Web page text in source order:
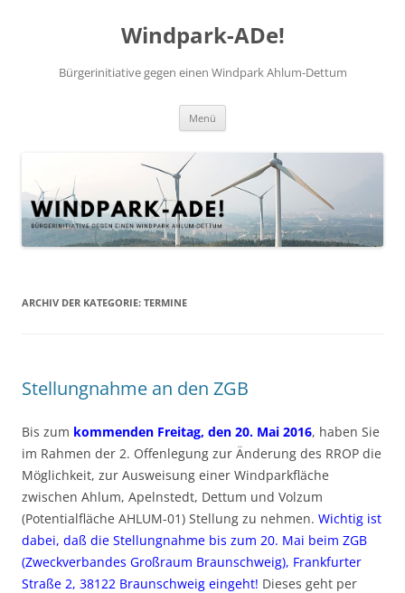
Windpark-ADe!
Bürgerinitiative gegen einen Windpark Ahlum-Dettum
Menü
ARCHIV DER KATEGORIE: TERMINE
Stellungnahme an den ZGB
Bis zum kommenden Freitag, den 20. Mai 2016, haben Sie
im Rahmen der 2. Offenlegung zur Änderung des RROP die
Möglichkeit, zur Ausweisung einer Windparkfläche
zwischen Ahlum, Apelnstedt, Dettum und Volzum
(Potentialfläche AHLUM-01) Stellung zu nehmen. Wichtig ist
dabei, daß die Stellungnahme bis zum 20. Mai beim ZGB
(Zweckverbandes Großraum Braunschweig), Frankfurter
Straße 2, 38122 Braunschweig eingeht! Dieses geht per